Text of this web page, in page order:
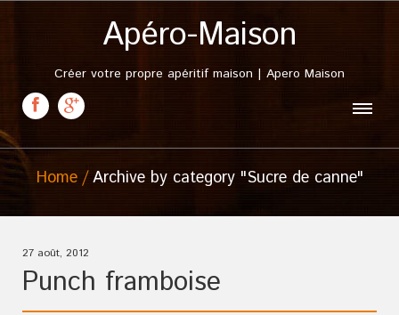
Apéro-Maison
Créer votre propre apéritif maison | Apero Maison
Home Archive by category "Sucre de canne"
27 août, 2012
Punch framboise